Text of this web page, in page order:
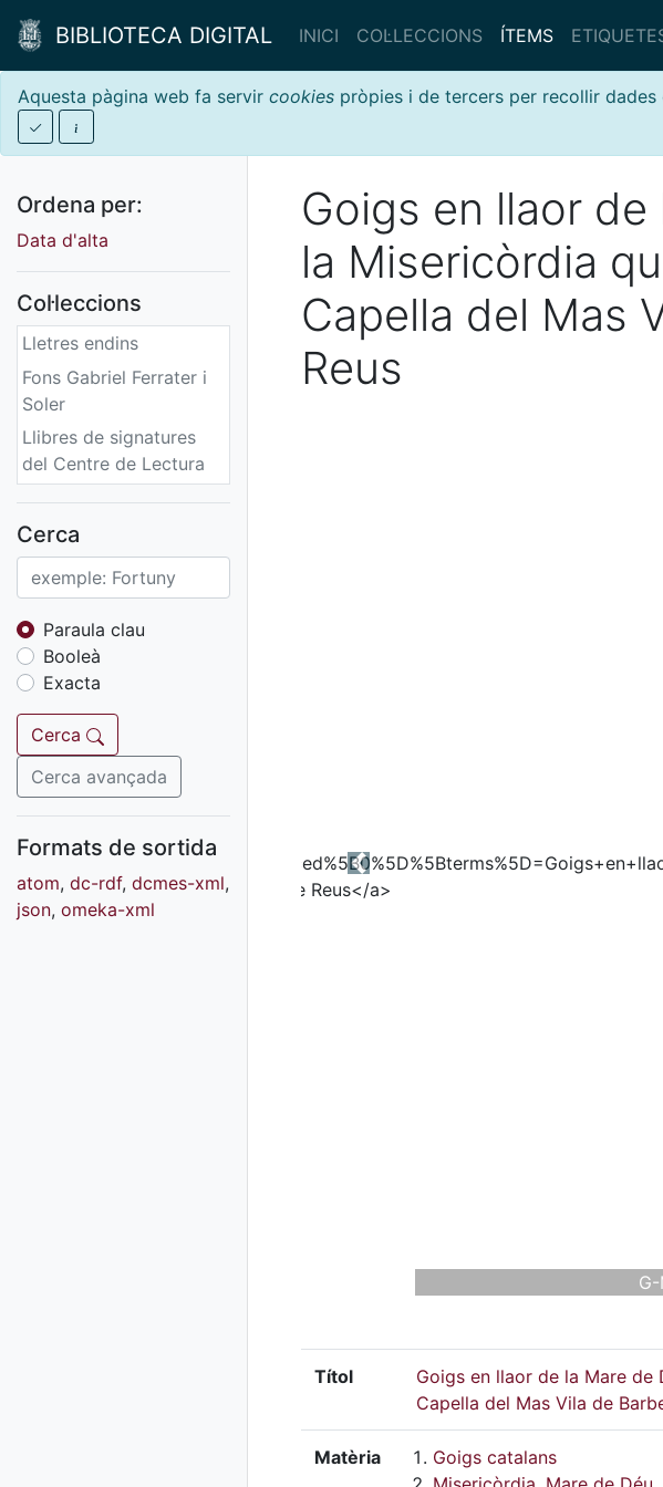
BIBLIOTECA DIGITAL INICI COL·LECCIONS ÍTEMS
Aquesta pàgina web fa servir cookies pròpies i de tercers per recollir
Ordena per:
Data d'alta
Col·leccions
Lletres endins
Fons Gabriel Ferrater i
Soler
Llibres de signatures
del Centre de Lectura
Fons sonor de Ràdio
Reus
Cartells
Fons audiovisual
Fons local
Fons sonor
Goigs
Fons fotogràfic
Fons d'art
Cerca
Paraula clau
Booleà
Exacta
Cerca
Cerca avançada
Formats de sortida
atom, dc-rdf, dcmes-xml,
json, omeka-xml
Goigs en llaor
la Misericòrdia
Capella del Mas
Reus
Previous
Títol
Goigs en llaor de la Mare de
Capella del Mas Vila de
Matèria
Goigs catalans